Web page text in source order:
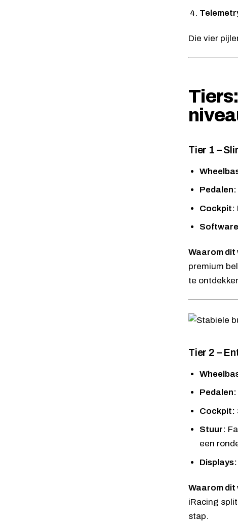
Die vier
Tier 1 –
Pedalen:
Cockpit:
Waarom dit
premium
te
Tier 2 –
Pedalen:
Cockpit:
Stuur:
een
Displays:
Waarom dit
iRacing
stap.